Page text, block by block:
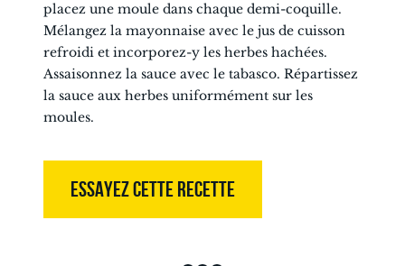
placez une moule dans chaque demi-coquille.
Mélangez la mayonnaise avec le jus de cuisson
refroidi et incorporez-y les herbes hachées.
Assaisonnez la sauce avec le tabasco. Répartissez
la sauce aux herbes uniformément sur les
moules.
ESSAYEZ CETTE RECETTE